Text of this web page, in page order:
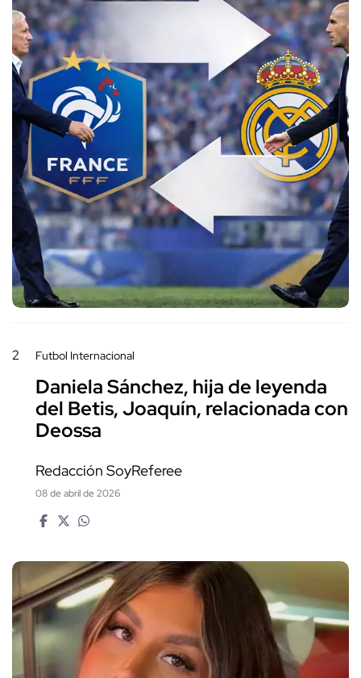
2 Futbol Internacional
Daniela Sánchez, hija de leyenda
del Betis, Joaquín, relacionada con
Deossa
Redacción SoyReferee
08 de abril de 2026